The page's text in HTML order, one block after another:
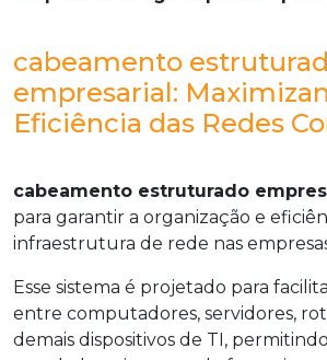
cabeamento
empresarial:
Eficiência das Redes
cabeamento estruturado
para garantir a organização e
infraestrutura de rede nas
Esse sistema é projetado para
entre computadores, servidores,
demais dispositivos de TI,